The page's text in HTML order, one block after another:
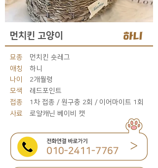
먼치킨 고양이 하니
묘종
먼치킨 숏레그
애칭
하니
나이
2개월령
모색
레드포인트
접종
1차 접종 / 원구충 2회 / 이어마이트 1회
사료
로얄캐닌 베이비 캣